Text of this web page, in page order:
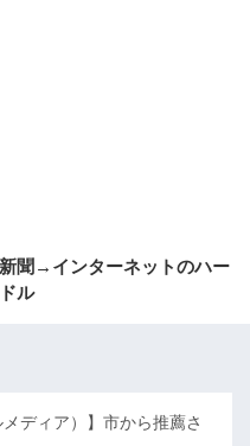
新聞→インターネットのハー
ドル
ディア）】市から推薦さ